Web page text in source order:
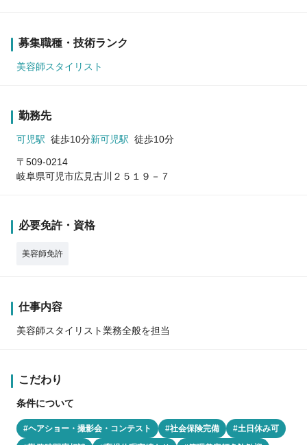
募集職種・技術ランク
美容師スタイリスト
勤務先
可児駅 徒歩10分新可児駅 徒歩10分
〒509-0214
岐阜県可児市広見古川２５１９－７
必要免許・資格
美容師免許
仕事内容
美容師スタイリスト業務全般を担当
こだわり
条件について
#ヘアショー・撮影会・コンテスト #社会保険完備
#土日休み可